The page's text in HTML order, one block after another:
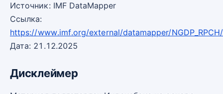
Источник: IMF DataMapper
Ссылка:
https://www.imf.org/external/datamapper/
Дата: 21.12.2025
Дисклеймер